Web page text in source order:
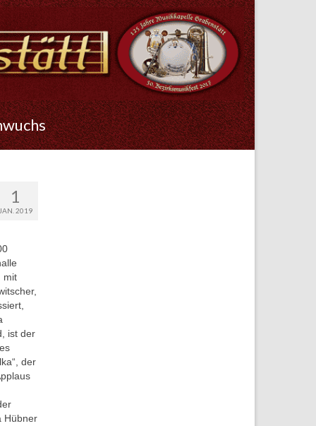
1
2019
mit
ist der
der
Hübner